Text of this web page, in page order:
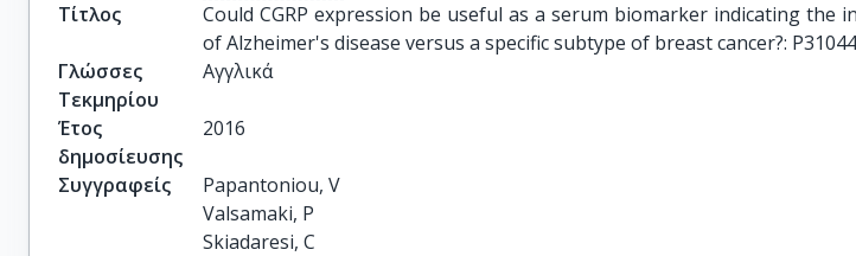
Τίτλος
Could CGRP expression be useful as a serum biomarker indicating the
of Alzheimer's disease versus a specific subtype of breast cancer?:
Γλώσσες
Τεκμηρίου
Αγγλικά
Έτος
δημοσίευσης
2016
Συγγραφείς
Papantoniou, V
Valsamaki, P
Skiadaresi, C